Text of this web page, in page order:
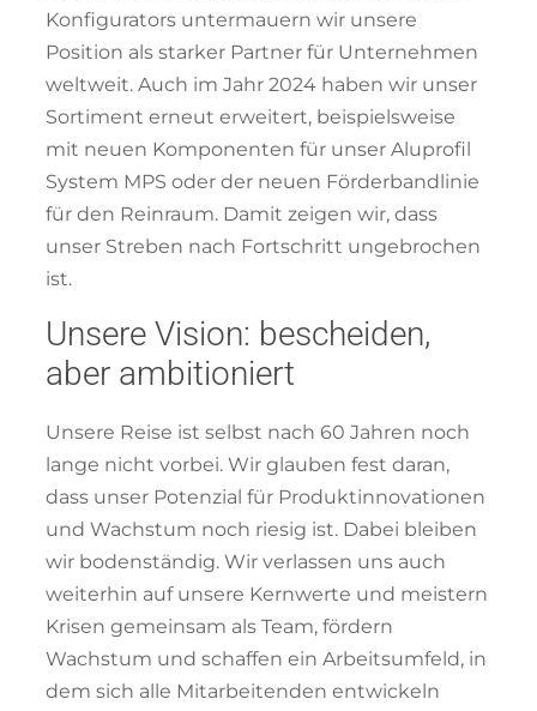
Konfigurators untermauern wir unsere
Position als starker Partner für Unternehmen
weltweit. Auch im Jahr 2024 haben wir unser
Sortiment erneut erweitert, beispielsweise
mit neuen Komponenten für unser Aluprofil
System MPS oder der neuen Förderbandlinie
für den Reinraum. Damit zeigen wir, dass
unser Streben nach Fortschritt ungebrochen
ist.
Unsere Vision: bescheiden,
aber ambitioniert
Unsere Reise ist selbst nach 60 Jahren noch
lange nicht vorbei. Wir glauben fest daran,
dass unser Potenzial für Produktinnovationen
und Wachstum noch riesig ist. Dabei bleiben
wir bodenständig. Wir verlassen uns auch
weiterhin auf unsere Kernwerte und meistern
Krisen gemeinsam als Team, fördern
Wachstum und schaffen ein Arbeitsumfeld, in
dem sich alle Mitarbeitenden entwickeln